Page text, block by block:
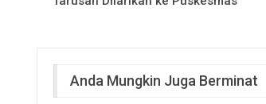
Anda Mungkin Juga Berminat